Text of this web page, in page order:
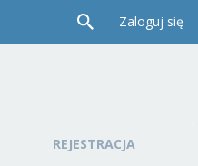
Zaloguj się
REJESTRACJA